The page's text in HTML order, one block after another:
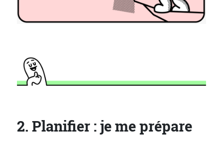
2. Planifier : je me prépare